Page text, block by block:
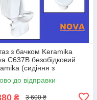
з бачком Keramika
C637B безобідковий
(сидіння з
до відправки
₴ 3 600 ₴